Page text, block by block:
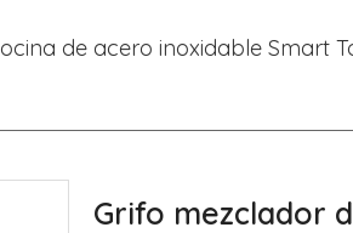
de acero inoxidable Smart
Grifo mezclador